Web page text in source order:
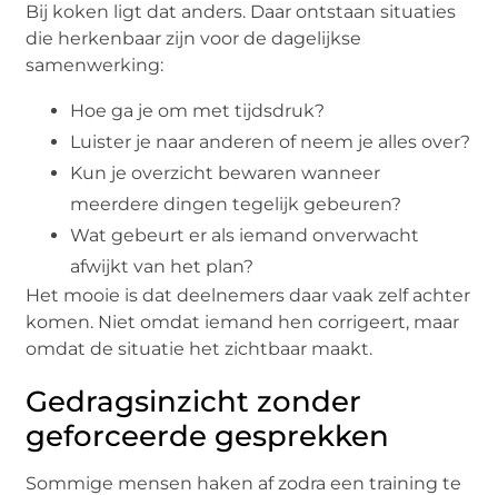
Bij koken ligt dat anders. Daar ontstaan situaties
die herkenbaar zijn voor de dagelijkse
samenwerking:
Hoe ga je om met tijdsdruk?
Luister je naar anderen of neem je alles over?
Kun je overzicht bewaren wanneer
meerdere dingen tegelijk gebeuren?
Wat gebeurt er als iemand onverwacht
afwijkt van het plan?
Het mooie is dat deelnemers daar vaak zelf achter
komen. Niet omdat iemand hen corrigeert, maar
omdat de situatie het zichtbaar maakt.
Gedragsinzicht zonder
geforceerde gesprekken
Sommige mensen haken af zodra een training te